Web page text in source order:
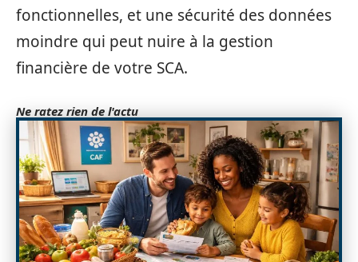
fonctionnelles, et une sécurité des données
moindre qui peut nuire à la gestion
financière de votre SCA.
Ne ratez rien de l'actu